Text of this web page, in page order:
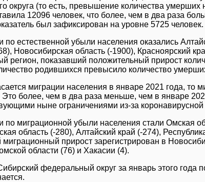
округа (то есть, превышение количества умерших
12096 человек, что более, чем в два раза
был зафиксирован на уровне 5725 человек.
по естественной убыли населения оказались
Новосибирская область (-1900), Красноярский
регион, показавший положительный прирост
родившихся превысило количество
миграции населения в январе 2021 года, то
Это более, чем в два раза меньше, чем в январе
ныне ограничениями из-за
по миграционной убыли населения стали Омская
область (-280), Алтайский край (-274),
прирост зарегистрирован в
области (76) и Хакасии (4).
федеральный округ за январь этого года